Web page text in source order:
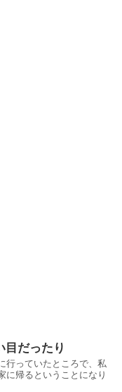
目だったり
行っていたところで、私
に帰るということになり